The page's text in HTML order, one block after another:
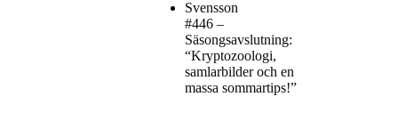
#446 –
Säsongsavslutning:
“Kryptozoologi,
samlarbilder och en
massa sommartips!”